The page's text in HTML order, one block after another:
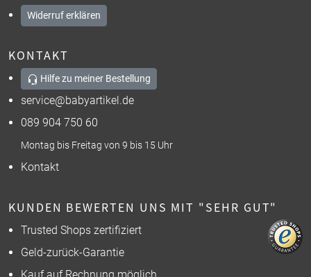
Widerruf erklären
KONTAKT
Hilfe zu meiner Bestellung
service@babyartikel.de
089 904 750 60
Montag bis Freitag von 9 bis 15 Uhr
Kontakt
KUNDEN BEWERTEN UNS MIT "SEHR GUT"
Trusted Shops zertifiziert
Geld-zurück-Garantie